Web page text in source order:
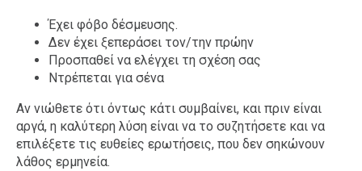
Έχει φόβο δέσμευσης.
Δεν έχει ξεπεράσει τον/την πρώην
Προσπαθεί να ελέγχει τη σχέση σας
Ντρέπεται για σένα
Αν νιώθετε ότι όντως κάτι συμβαίνει, και πριν είναι
αργά, η καλύτερη λύση είναι να το συζητήσετε και να
επιλέξετε τις ευθείες ερωτήσεις, που δεν σηκώνουν
λάθος ερμηνεία.